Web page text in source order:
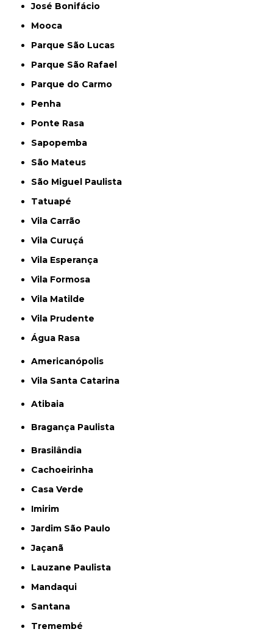
José Bonifácio
Mooca
Parque São Lucas
Parque São Rafael
Parque do Carmo
Penha
Ponte Rasa
Sapopemba
São Mateus
São Miguel Paulista
Tatuapé
Vila Carrão
Vila Curuçá
Vila Esperança
Vila Formosa
Vila Matilde
Vila Prudente
Água Rasa
Americanópolis
Vila Santa Catarina
Atibaia
Bragança Paulista
Brasilândia
Cachoeirinha
Casa Verde
Imirim
Jardim São Paulo
Jaçanã
Lauzane Paulista
Mandaqui
Santana
Tremembé